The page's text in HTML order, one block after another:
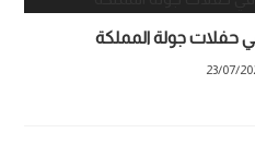
حفلات جولة المملكة
23/07/